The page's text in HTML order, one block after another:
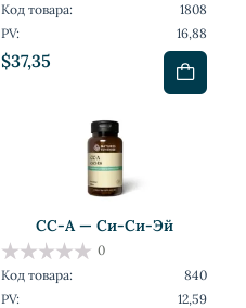
$37,35
Код товара:
1808
PV:
16,88
CC-A — Си-Си-Эй
0
Код товара:
840
PV:
12,59